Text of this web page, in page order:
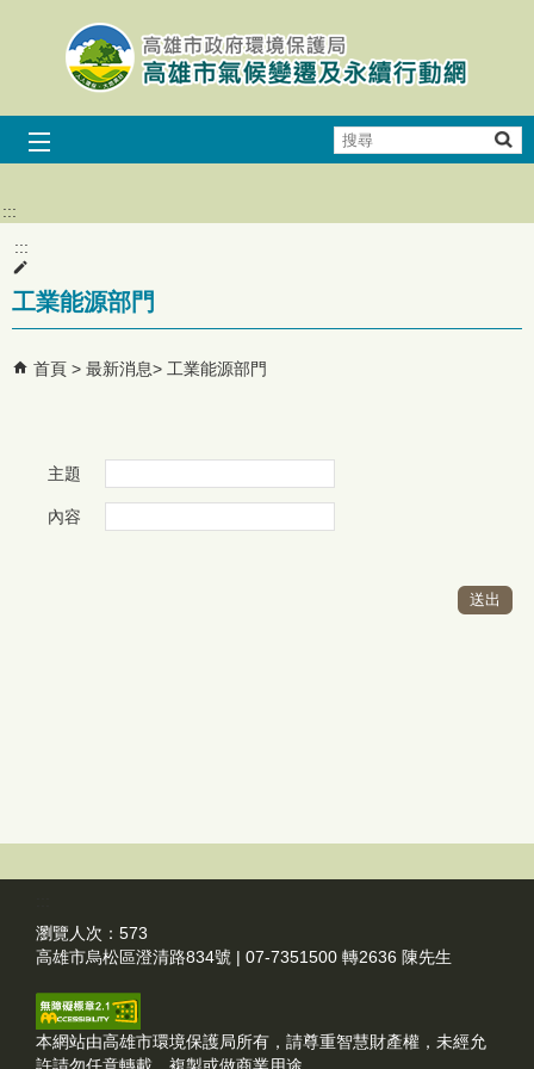
跳到主要內容區塊
搜
尋
:::
:::
工業能源部門
首頁 最新消息 工業能源部門
主題
內容
瀏覽人次： 573
高雄市烏松區澄清路834號 | 07-7351500 轉2636 陳先生
本網站由高雄市環境保護局所有，請尊重智慧財產權，未經允